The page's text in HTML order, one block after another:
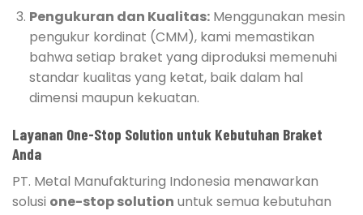
Pengukuran dan Kualitas:Menggunakan mesin
pengukur kordinat (CMM), kami memastikan
bahwa setiap braket yang diproduksi memenuhi
standar kualitas yang ketat, baik dalam hal
dimensi maupun kekuatan.
Layanan One-Stop Solution untuk Kebutuhan Braket
Anda
PT. Metal Manufakturing Indonesia menawarkan
solusi one-stop solution untuk semua kebutuhan